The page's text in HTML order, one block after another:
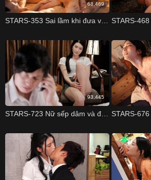
STARS-353 Sai lầm khi đưa vợ đi tắm suối nước nóng với đồng nghiệp Suzu Honjo
68,469
93,445